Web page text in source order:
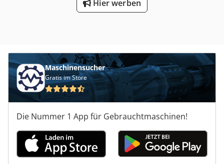
Hier werben
Maschinensucher
Gratis im Store
Die Nummer 1 App für Gebrauchtmaschinen!